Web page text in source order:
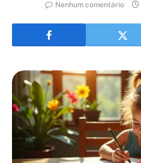
Nenhum comentário